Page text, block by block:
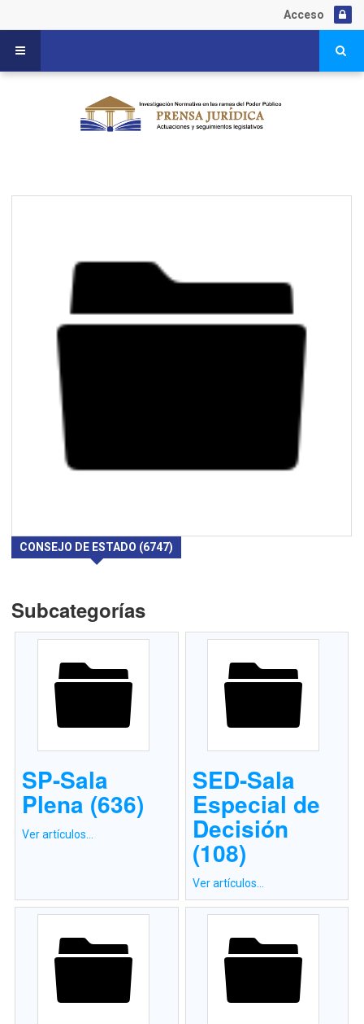
Acceso
CONSEJO DE ESTADO (6747)
Subcategorías
SP-Sala
Plena (636)
Ver artículos...
SED-Sala
Especial de
Decisión
(108)
Ver artículos...